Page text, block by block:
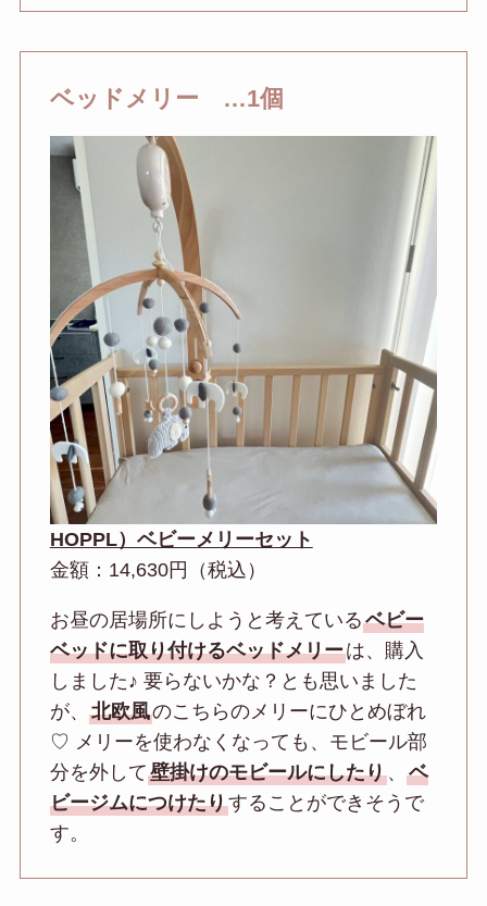
ベッドメリー …1個
HOPPL）ベビーメリーセット
金額：14,630円（税込）
お昼の居場所にしようと考えているベビー
ベッドに取り付けるベッドメリーは、購入
しました♪ 要らないかな？とも思いました
が、 北欧風のこちらのメリーにひとめぼれ
♡ メリーを使わなくなっても、モビール部
分を外して壁掛けのモビールにしたり、 ベ
ビージムにつけたりすることができそうで
す。